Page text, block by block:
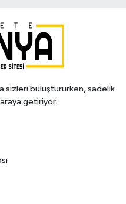
sizleri buluştururken, sadelik
getiriyor.